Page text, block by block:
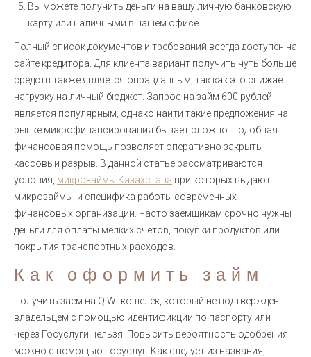
Вы можете получить деньги на вашу личную банковскую
карту или наличными в нашем офисе.
Полный список документов и требований всегда доступен на
сайте кредитора. Для клиента вариант получить чуть больше
средств также является оправданным, так как это снижает
нагрузку на личный бюджет. Запрос на займ 600 рублей
является популярным, однако найти такие предложения на
рынке микрофинансирования бывает сложно. Подобная
финансовая помощь позволяет оперативно закрыть
кассовый разрыв. В данной статье рассматриваются
условия, микрозаймы Казахстана при которых выдают
микрозаймы, и специфика работы современных
финансовых организаций. Часто заемщикам срочно нужны
деньги для оплаты мелких счетов, покупки продуктов или
покрытия транспортных расходов.
Как оформить займ
Получить заем на QIWI-кошелек, который не подтвержден
владельцем с помощью идентификции по паспорту или
через Госуслуги нельзя. Повысить вероятность одобрения
можно с помощью Госуслуг. Как следует из названия,